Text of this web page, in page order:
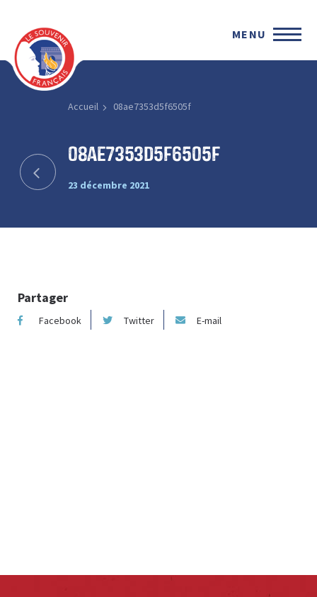
MENU
Accueil 08ae7353d5f6505f
08ae7353d5f6505f
23 décembre 2021
Partager
Facebook Twitter E-mail